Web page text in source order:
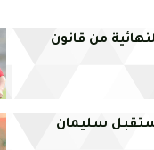
من قانون
سليمان